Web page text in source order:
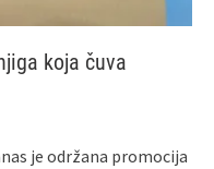
koja čuva
je održana promocija